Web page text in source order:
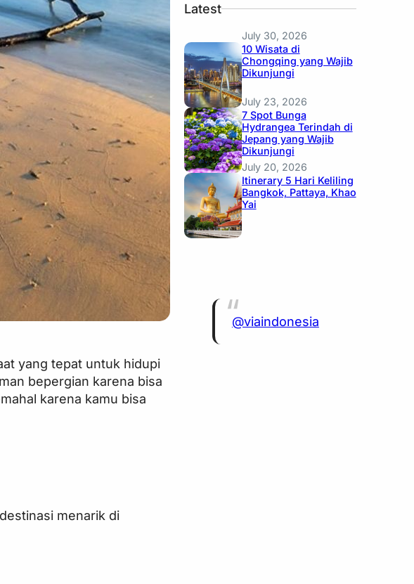
yang tepat untuk hidupi
bepergian karena bisa
karena kamu bisa
menarik di
Latest
July 30, 2026
10 Wisata di
Chongqing yang Wajib
Dikunjungi
July 23, 2026
7 Spot Bunga
Hydrangea Terindah di
Jepang yang Wajib
Dikunjungi
July 20, 2026
Itinerary 5 Hari Keliling
Bangkok, Pattaya, Khao
Yai
@viaindonesia